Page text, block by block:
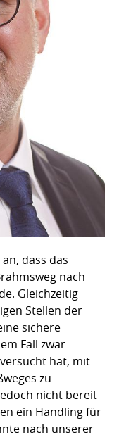
dass das
nach
Gleichzeitig
Stellen der
sichere
Fall zwar
hat, mit
zu
nicht bereit
ein Handling für
nach unserer